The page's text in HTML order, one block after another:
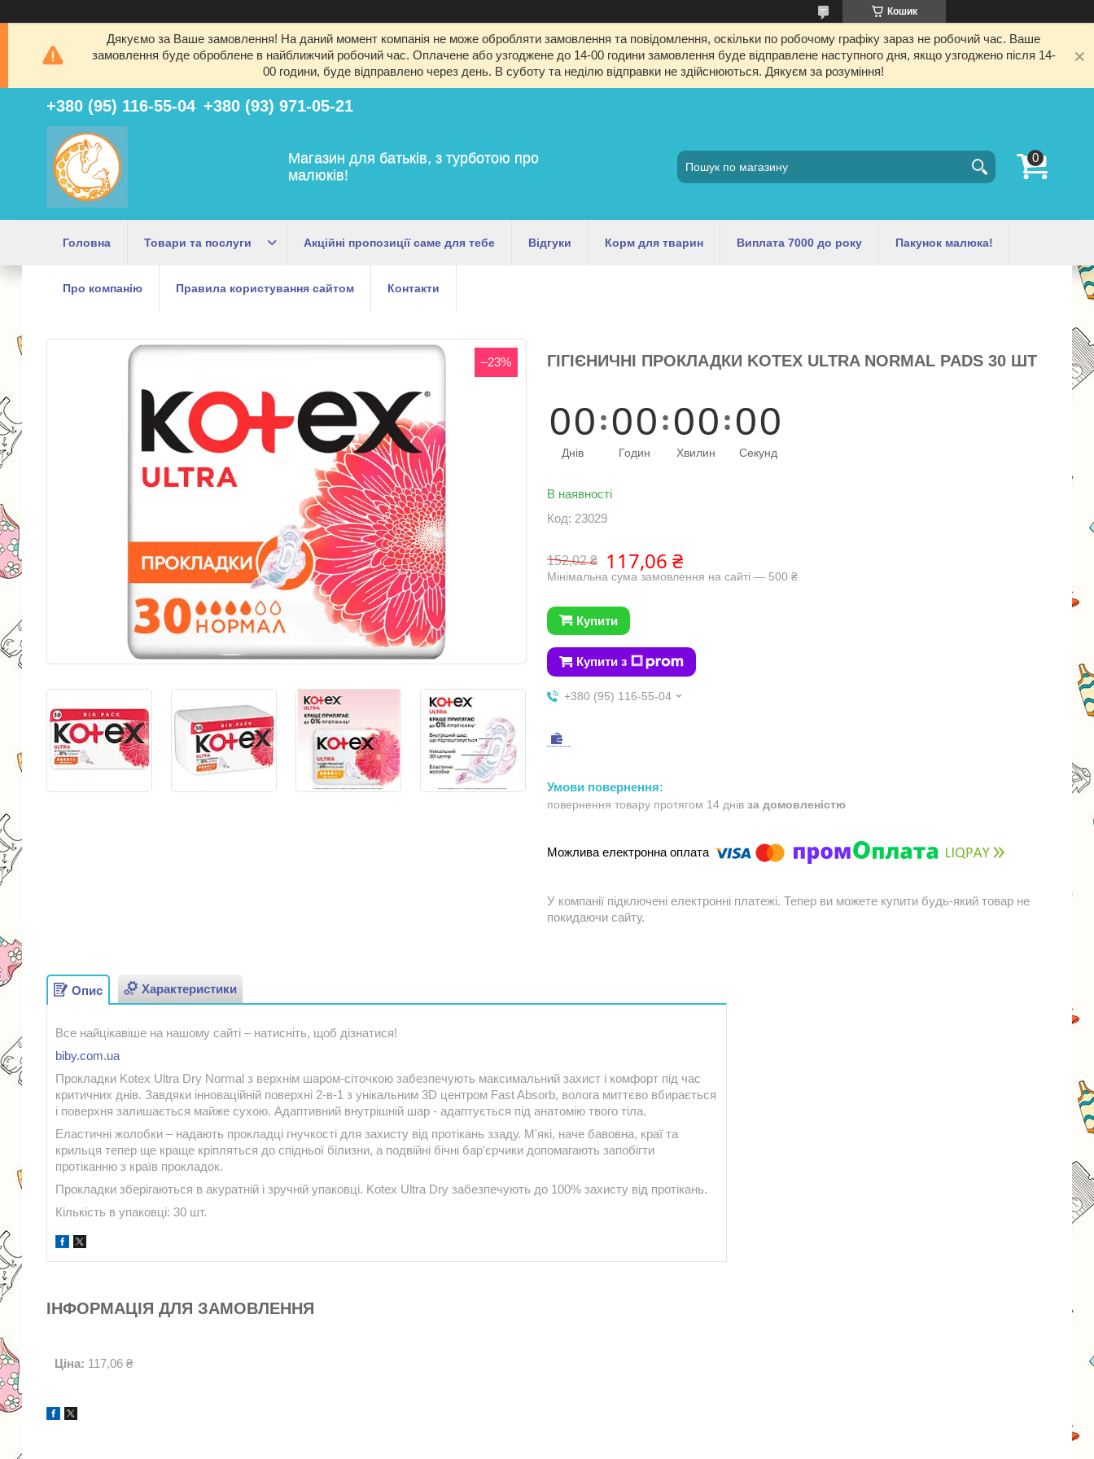
Кошик
Дякуємо за Ваше замовлення! На даний момент компанія не може обробляти замовлення та повідомлення, оскільки по робочому графіку зараз не робочий час. Ваше
замовлення буде оброблене в найближчий робочий час. Оплачене або узгоджене до 14-00 години замовлення буде відправлене наступного дня, якщо узгоджено після 14-
00 години, буде відправлено через день. В суботу та неділю відправки не здійснюються. Дякуєм за розуміння!
+380 (95) 116-55-04 +380 (93) 971-05-21
Магазин для батьків, з турботою про
малюків!
Головна Товари та послуги Акційні пропозиції саме для тебе Відгуки Корм для тварин Виплата 7000 до року Пакунок малюка!
Про компанію Правила користування сайтом Контакти
–23% ГІГІЄНИЧНІ ПРОКЛАДКИ KOTEX ULTRA NORMAL PADS 30 ШТ
00
Днів
00
Годин
00
Хвилин
00
Секунд
В наявності
Код: 23029
152,02 ₴ 117,06 ₴
Мінімальна сума замовлення на сайті — 500 ₴
Купити
Купити з
+380 (95) 116-55-04
повернення товару протягом 14 днів за домовленістю
У компанії підключені електронні платежі. Тепер ви можете купити будь-який товар не
покидаючи сайту.
Опис Характеристики
Все найцікавіше на нашому сайті – натисніть, щоб дізнатися!
biby.com.ua
Прокладки Kotex Ultra Dry Normal з верхнім шаром-сіточкою забезпечують максимальний захист і комфорт під час
критичних днів. Завдяки інноваційній поверхні 2-в-1 з унікальним 3D центром Fast Absorb, волога миттєво вбирається
і поверхня залишається майже сухою. Адаптивний внутрішній шар - адаптується під анатомію твого тіла.
Еластичні жолобки – надають прокладці гнучкості для захисту від протікань ззаду. М'які, наче бавовна, краї та
крильця тепер ще краще кріпляться до спідньої білизни, а подвійні бічні бар'єрчики допомагають запобігти
протіканню з країв прокладок.
Прокладки зберігаються в акуратній і зручній упаковці. Kotex Ultra Dry забезпечують до 100% захисту від протікань.
Кількість в упаковці: 30 шт.
ІНФОРМАЦІЯ ДЛЯ ЗАМОВЛЕННЯ
Ціна: 117,06 ₴